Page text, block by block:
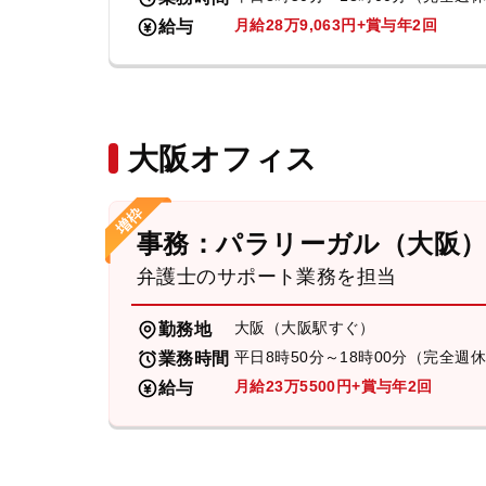
給与 月給28万9,063円+賞与年2回
大阪オフィス
事務：パラリーガル（大阪）
弁護士のサポート業務を担当
勤務地 大阪（大阪駅すぐ）
業務時間 平日8時50分～18時00分（完全週休
給与 月給23万5500円+賞与年2回